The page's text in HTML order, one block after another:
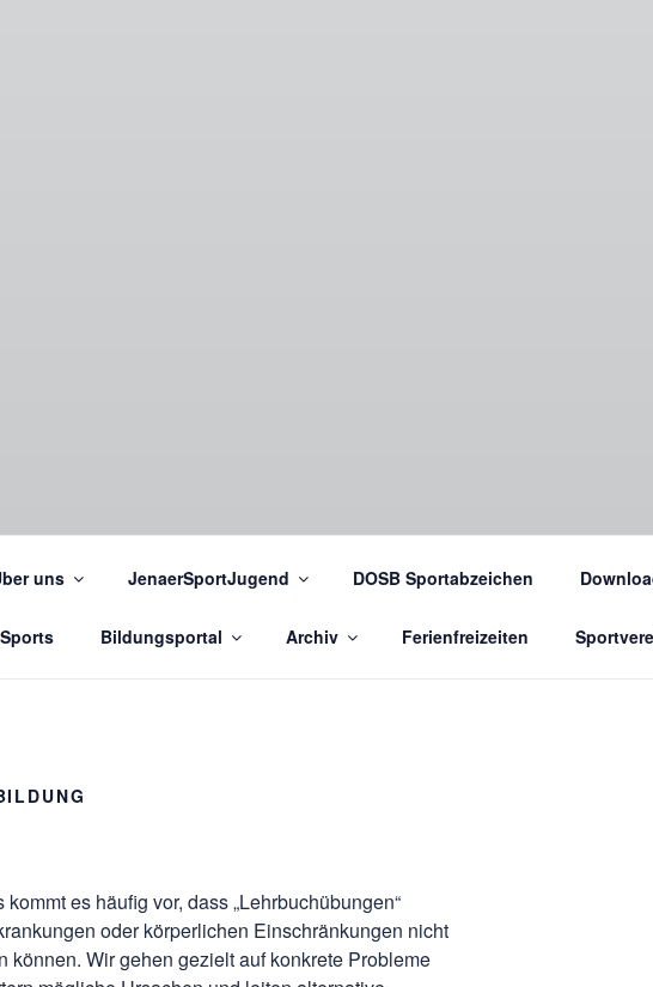
uns JenaerSportJugend DOSB Sportabzeichen
Bildungsportal Archiv Ferienfreizeiten
es häufig vor, dass „Lehrbuchübungen“
oder körperlichen Einschränkungen nicht
können. Wir gehen gezielt auf konkrete Probleme